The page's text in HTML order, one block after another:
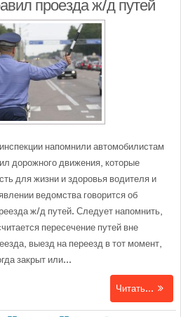
напомнили автомобилистам
дорожного движения, которые
для жизни и здоровья водителя и
ведомства говорится об
ж/д путей. Следует напомнить,
пересечение путей вне
выезд на переезд в тот момент,
закрыт или...
Читать...